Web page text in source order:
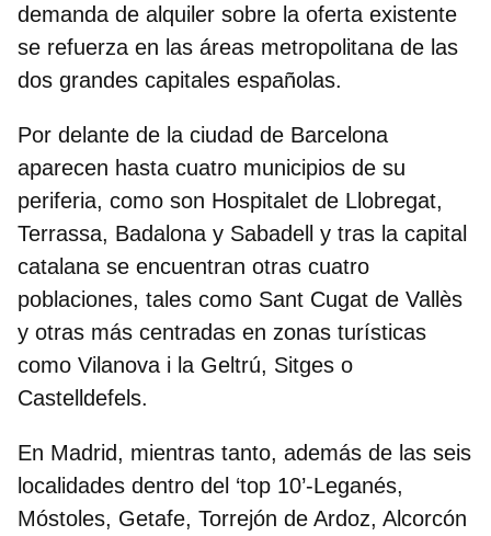
demanda de alquiler sobre la oferta existente
se refuerza en las áreas metropolitana de las
dos grandes capitales españolas.
Por delante de la ciudad de Barcelona
aparecen hasta cuatro municipios de su
periferia, como son Hospitalet de Llobregat,
Terrassa, Badalona y Sabadell y tras la capital
catalana se encuentran otras cuatro
poblaciones, tales como Sant Cugat de Vallès
y otras más centradas en zonas turísticas
como Vilanova i la Geltrú, Sitges o
Castelldefels.
En Madrid, mientras tanto, además de las seis
localidades dentro del ‘top 10’-Leganés,
Móstoles, Getafe, Torrejón de Ardoz, Alcorcón